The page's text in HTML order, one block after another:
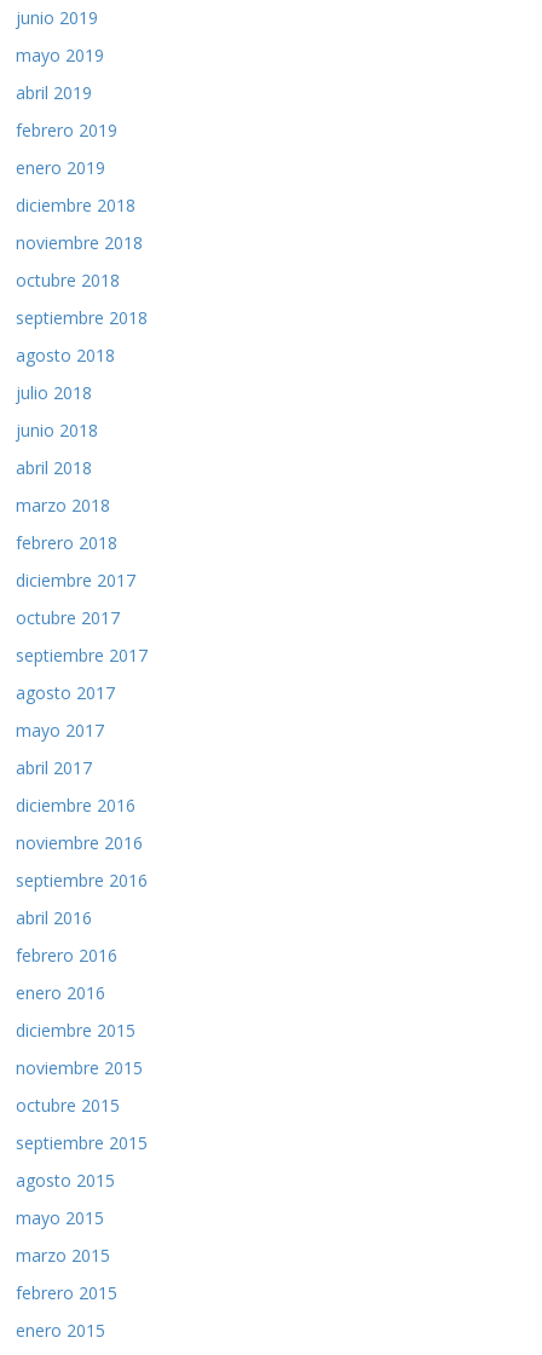
junio 2019
mayo 2019
abril 2019
febrero 2019
enero 2019
diciembre 2018
noviembre 2018
octubre 2018
septiembre 2018
agosto 2018
julio 2018
junio 2018
abril 2018
marzo 2018
febrero 2018
diciembre 2017
octubre 2017
septiembre 2017
agosto 2017
mayo 2017
abril 2017
diciembre 2016
noviembre 2016
septiembre 2016
abril 2016
febrero 2016
enero 2016
diciembre 2015
noviembre 2015
octubre 2015
septiembre 2015
agosto 2015
mayo 2015
marzo 2015
febrero 2015
enero 2015